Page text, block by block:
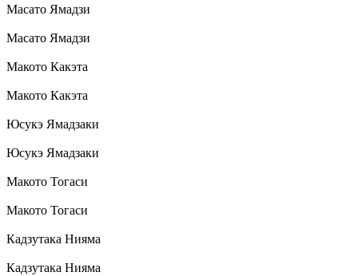
Масато Ямадзи
Масато Ямадзи
Макото Какэта
Макото Какэта
Юсукэ Ямадзаки
Юсукэ Ямадзаки
Макото Тогаси
Макото Тогаси
Кадзутака Нияма
Кадзутака Нияма